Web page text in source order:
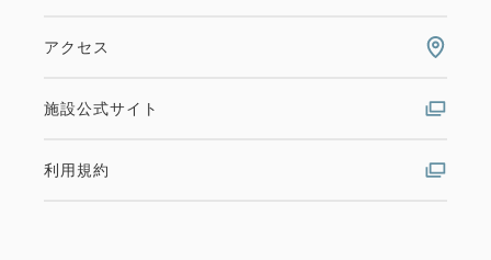
アクセス
施設公式サイト
利用規約